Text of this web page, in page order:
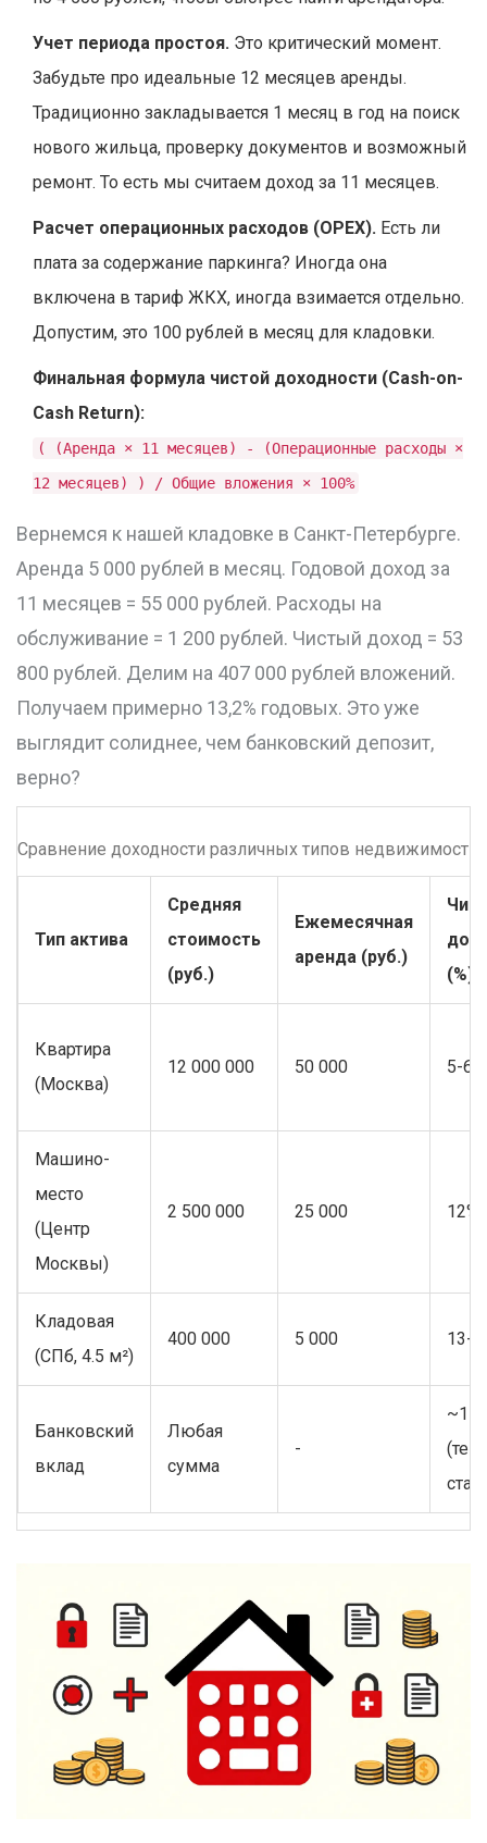
Учет периода простоя. Это критический момент.
Забудьте про идеальные 12 месяцев аренды.
Традиционно закладывается 1 месяц в год на поиск
нового жильца, проверку документов и возможный
ремонт. То есть мы считаем доход за 11 месяцев.
Расчет операционных расходов (OPEX). Есть ли
плата за содержание паркинга? Иногда она
включена в тариф ЖКХ, иногда взимается отдельно.
Допустим, это 100 рублей в месяц для кладовки.
Финальная формула чистой доходности (Cash-on-
Cash Return):
( (Аренда × 11 месяцев) - (Операционные расходы ×
12 месяцев) ) / Общие вложения × 100%
Вернемся к нашей кладовке в Санкт-Петербурге.
Аренда 5 000 рублей в месяц. Годовой доход за
11 месяцев = 55 000 рублей. Расходы на
обслуживание = 1 200 рублей. Чистый доход = 53
800 рублей. Делим на 407 000 рублей вложений.
Получаем примерно 13,2% годовых. Это уже
выглядит солиднее, чем банковский депозит,
верно?
Сравнение доходности различных типов недвижимости
Тип актива
Средняя
стоимость
(руб.)
Ежемесячная
аренда (руб.)
(%)
Квартира
(Москва)
12 000 000 50 000 5-6%
Машино-
место
(Центр
Москвы)
2 500 000 25 000 12%
Кладовая
(СПб, 4.5 м²)
400 000 5 000 13-
Банковский
вклад
Любая
сумма
-